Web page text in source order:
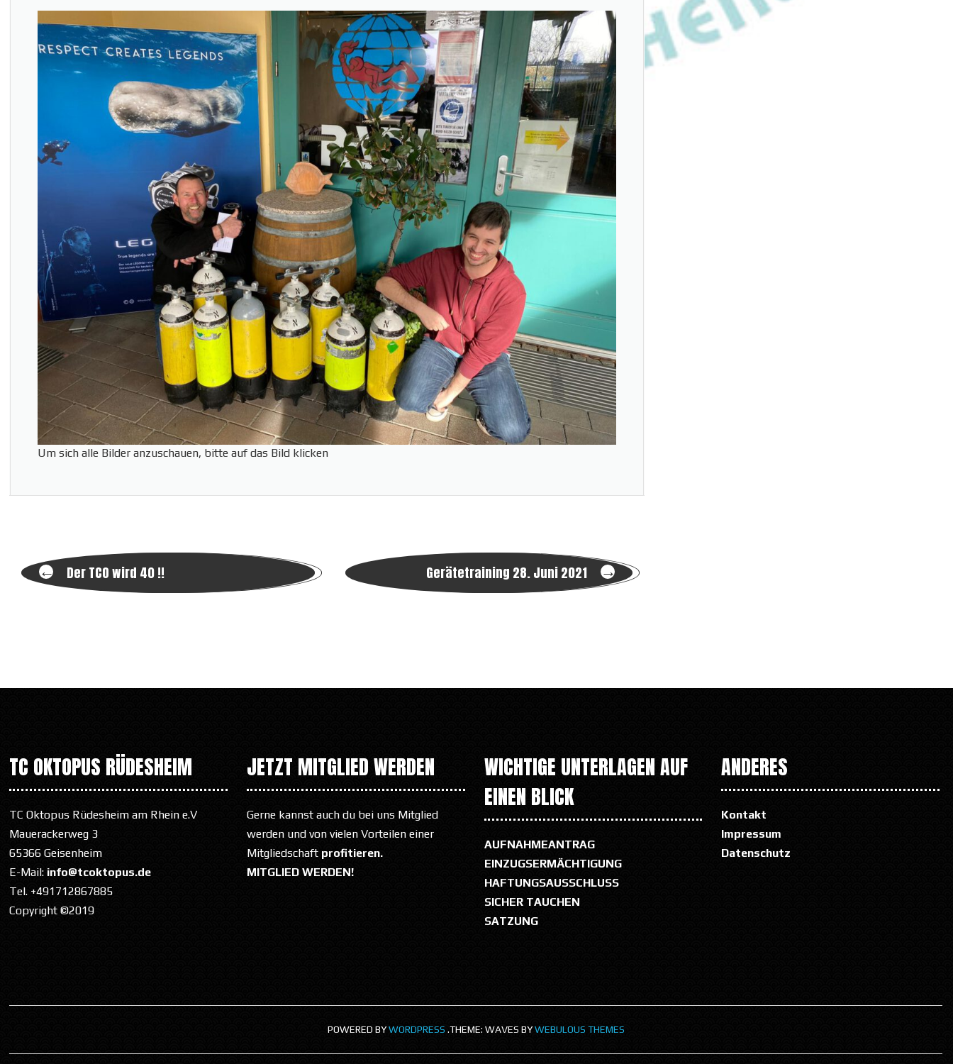
Um sich alle Bilder anzuschauen, bitte auf das Bild klicken
Post
← Der TCO wird 40 !! Gerätetraining 28. Juni 2021 →
TC OKTOPUS RÜDESHEIM
TC Oktopus Rüdesheim am Rhein e.V
Mauerackerweg 3
65366 Geisenheim
E-Mail: info@tcoktopus.de
Tel. +491712867885
Copyright ©2019
JETZT MITGLIED WERDEN
Gerne kannst auch du bei uns Mitglied
werden und von vielen Vorteilen einer
Mitgliedschaft profitieren.
MITGLIED WERDEN!
WICHTIGE UNTERLAGEN AUF
EINEN BLICK
AUFNAHMEANTRAG
EINZUGSERMÄCHTIGUNG
HAFTUNGSAUSSCHLUSS
SICHER TAUCHEN
SATZUNG
ANDERES
Kontakt
Impressum
Datenschutz
POWERED BYWORDPRESS .THEME: WAVES BYWEBULOUS THEMES